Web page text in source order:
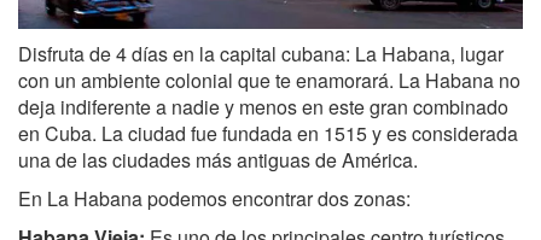
Disfruta de 4 días en la capital cubana: La Habana, lugar
con un ambiente colonial que te enamorará. La Habana no
deja indiferente a nadie y menos en este gran combinado
en Cuba. La ciudad fue fundada en 1515 y es considerada
una de las ciudades más antiguas de América.
En La Habana podemos encontrar dos zonas: